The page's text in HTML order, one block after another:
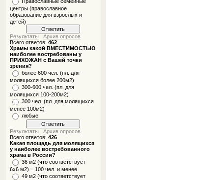
центры (православное
образование для взрослых и
детей)
Результаты |Архив опросов
Всего ответов:462
Храмы какой ВМЕСТИМОСТЬЮ
наиболее востребованы у
ПРИХОЖАН с Вашей точки
зрения?
более 600 чел. (пл. для
молящихся более 200м2)
300-600 чел. (пл. для
молящихся 100-200м2)
300 чел. (пл. для молящихся
менее 100м2)
любые
Результаты |Архив опросов
Всего ответов:426
Какая площадь для молящихся
у наиболее востребованного
храма в России?
36 м2 (что соответствует
6x6 м2) = 100 чел. и менее
49 м2 (что соответствует